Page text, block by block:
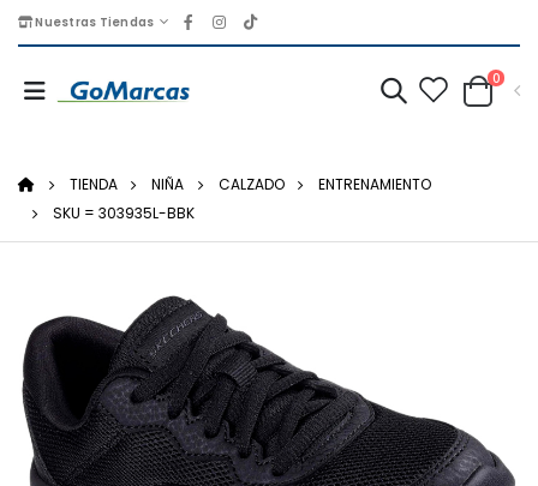
Nuestras Tiendas
0
TIENDA NIÑA CALZADO
ENTRENAMIENTO
SKU = 303935L-BBK